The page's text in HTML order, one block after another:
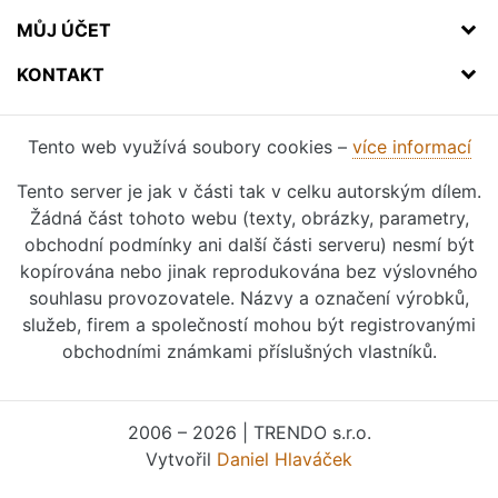
MŮJ ÚČET
KONTAKT
Tento web využívá soubory cookies – více informací
Tento server je jak v části tak v celku autorským dílem.
Žádná část tohoto webu (texty, obrázky, parametry,
obchodní podmínky ani další části serveru) nesmí být
kopírována nebo jinak reprodukována bez výslovného
souhlasu provozovatele. Názvy a označení výrobků,
služeb, firem a společností mohou být registrovanými
obchodními známkami příslušných vlastníků.
2006 – 2026 | TRENDO s.r.o.
Vytvořil Daniel Hlaváček